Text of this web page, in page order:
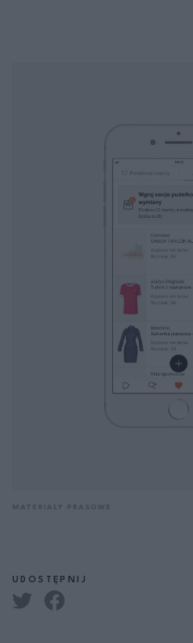
UDOSTĘPNIJ